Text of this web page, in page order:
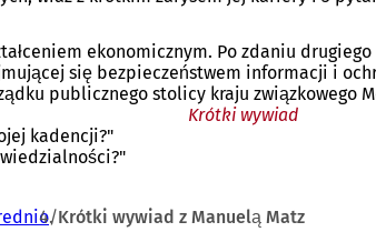
ekonomicznym. Po zdaniu
się bezpieczeństwem informacji i
publicznego stolicy kraju związkowego
Krótki wywiad
kadencji?"
Krótki wywiad z Manuelą Matz